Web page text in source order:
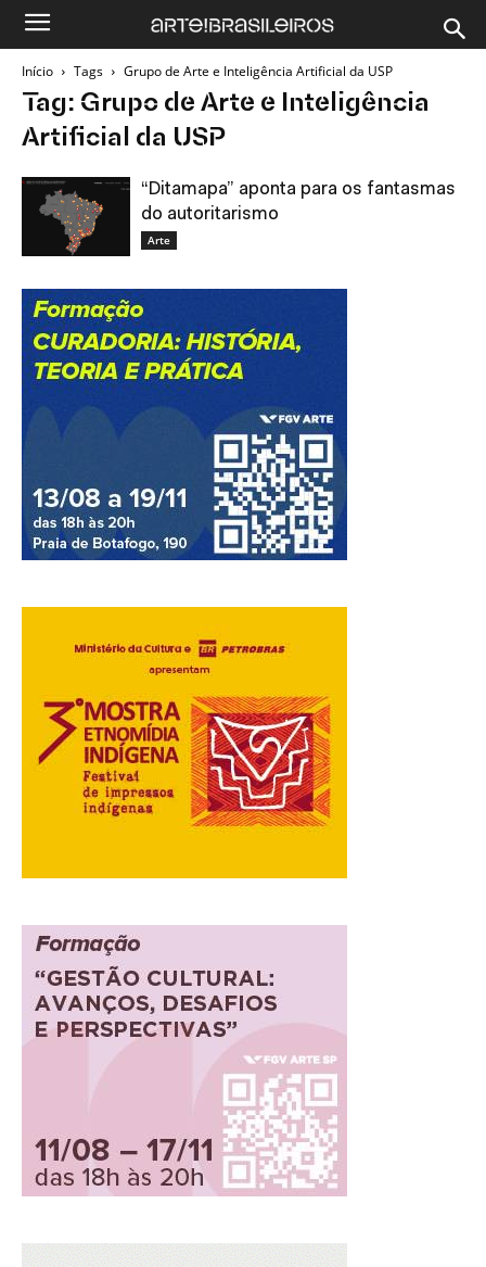
Início Tags Grupo de Arte e Inteligência Artificial da USP
Tag: Grupo de Arte e Inteligência
Artificial da USP
“Ditamapa” aponta para os fantasmas
do autoritarismo
Arte